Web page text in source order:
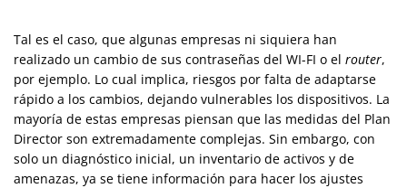
Tal es el caso, que algunas empresas ni siquiera han
realizado un cambio de sus contraseñas del WI-FI o el router,
por ejemplo. Lo cual implica, riesgos por falta de adaptarse
rápido a los cambios, dejando vulnerables los dispositivos. La
mayoría de estas empresas piensan que las medidas del Plan
Director son extremadamente complejas. Sin embargo, con
solo un diagnóstico inicial, un inventario de activos y de
amenazas, ya se tiene información para hacer los ajustes